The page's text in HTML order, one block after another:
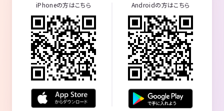
iPhoneの方はこちら Androidの方はこちら